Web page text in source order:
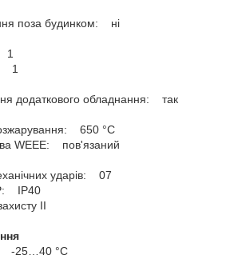
поза будинком: ні
1
1
додаткового обладнання: так
650 °C
WEEE: пов'язаний
ударів: 07
IP40
IІ
-25…40 °C